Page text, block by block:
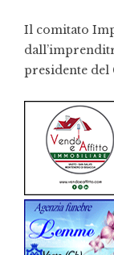
Il comitato
presidente